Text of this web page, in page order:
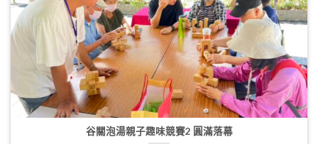
谷關泡湯親子趣味競賽2 圓滿落幕